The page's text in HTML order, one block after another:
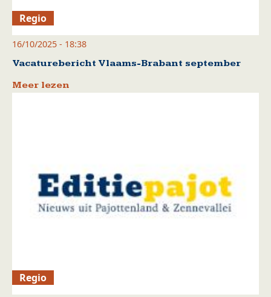
Regio
16/10/2025 - 18:38
Vacaturebericht Vlaams-Brabant september
Meer lezen
Regio